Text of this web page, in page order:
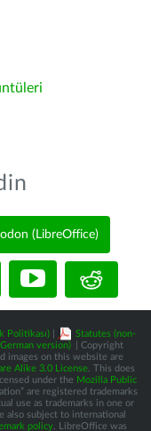
(LibreOffice)
Politikası)
Statutes (non-
version)
| Copyright
images on this website are
Alike 3.0 License. This does
under the Mozilla Public
are registered trademarks
use as trademarks in one or
also subject to international
policy. LibreOffice was